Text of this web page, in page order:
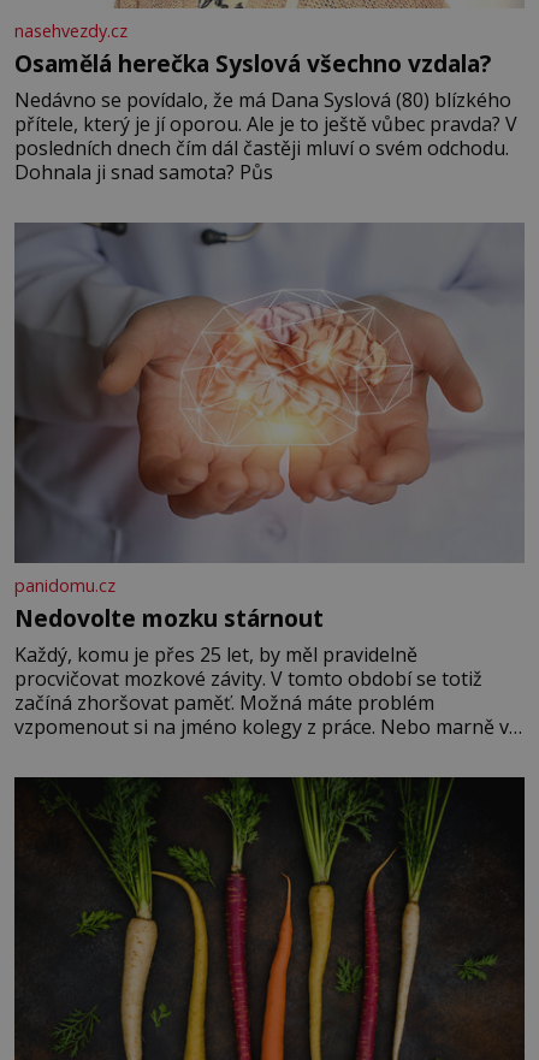
nasehvezdy.cz
Osamělá herečka Syslová všechno vzdala?
Nedávno se povídalo, že má Dana Syslová (80) blízkého
přítele, který je jí oporou. Ale je to ještě vůbec pravda? V
posledních dnech čím dál častěji mluví o svém odchodu.
Dohnala ji snad samota? Půs
panidomu.cz
Nedovolte mozku stárnout
Každý, komu je přes 25 let, by měl pravidelně
procvičovat mozkové závity. V tomto období se totiž
začíná zhoršovat paměť. Možná máte problém
vzpomenout si na jméno kolegy z práce. Nebo marně v
Je to opravdu tak, s věkem jako kdyby se paměť
rozhodla stávkovat. Cvičte